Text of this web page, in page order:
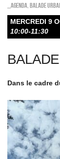
_Agenda Balade
MERCREDI 9
10:00-11:30
Dans le cadre